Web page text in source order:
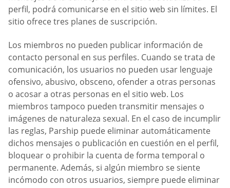
perfil, podrá comunicarse en el sitio web sin límites. El
sitio ofrece tres planes de suscripción.
Los miembros no pueden publicar información de
contacto personal en sus perfiles. Cuando se trata de
comunicación, los usuarios no pueden usar lenguaje
ofensivo, abusivo, obsceno, ofender a otras personas
o acosar a otras personas en el sitio web. Los
miembros tampoco pueden transmitir mensajes o
imágenes de naturaleza sexual. En el caso de incumplir
las reglas, Parship puede eliminar automáticamente
dichos mensajes o publicación en cuestión en el perfil,
bloquear o prohibir la cuenta de forma temporal o
permanente. Además, si algún miembro se siente
incómodo con otros usuarios, siempre puede eliminar